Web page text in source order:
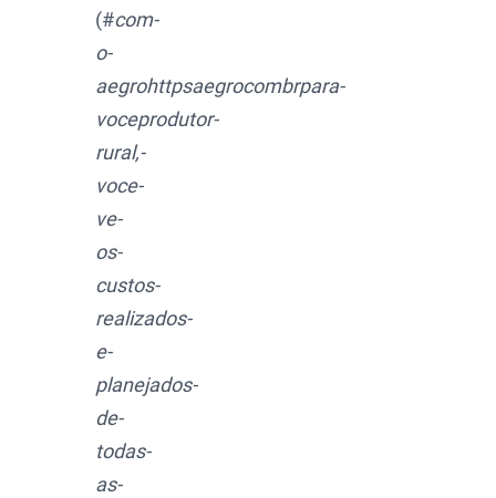
(#com-
o-
aegrohttpsaegrocombrpara-
voceprodutor-
rural,-
voce-
ve-
os-
custos-
realizados-
e-
planejados-
de-
todas-
as-